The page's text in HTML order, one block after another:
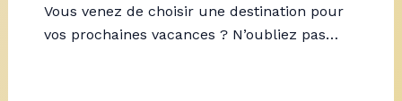
Vous venez de choisir une destination pour
vos prochaines vacances ? N’oubliez pas…